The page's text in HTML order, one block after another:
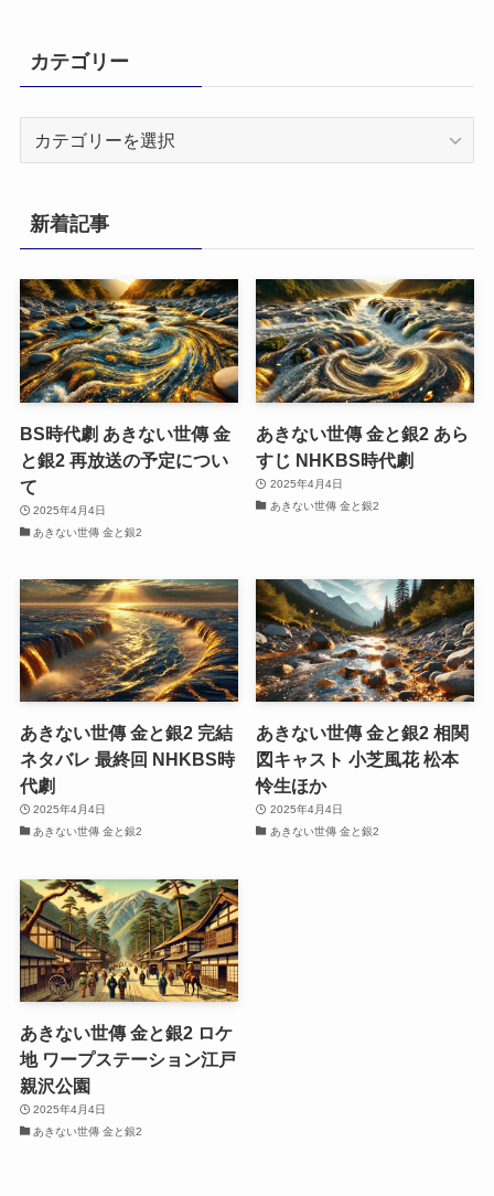
カテゴリー
リ
ー
新着記事
BS時代劇 あきない世傳 金
と銀2 再放送の予定につい
て
2025年4月4日
あきない世傳 金と銀2
あきない世傳 金と銀2 あら
すじ NHKBS時代劇
2025年4月4日
あきない世傳 金と銀2
あきない世傳 金と銀2 完結
ネタバレ 最終回 NHKBS時
代劇
2025年4月4日
あきない世傳 金と銀2
あきない世傳 金と銀2 相関
図キャスト 小芝風花 松本
怜生ほか
2025年4月4日
あきない世傳 金と銀2
あきない世傳 金と銀2 ロケ
地 ワープステーション江戸
親沢公園
2025年4月4日
あきない世傳 金と銀2